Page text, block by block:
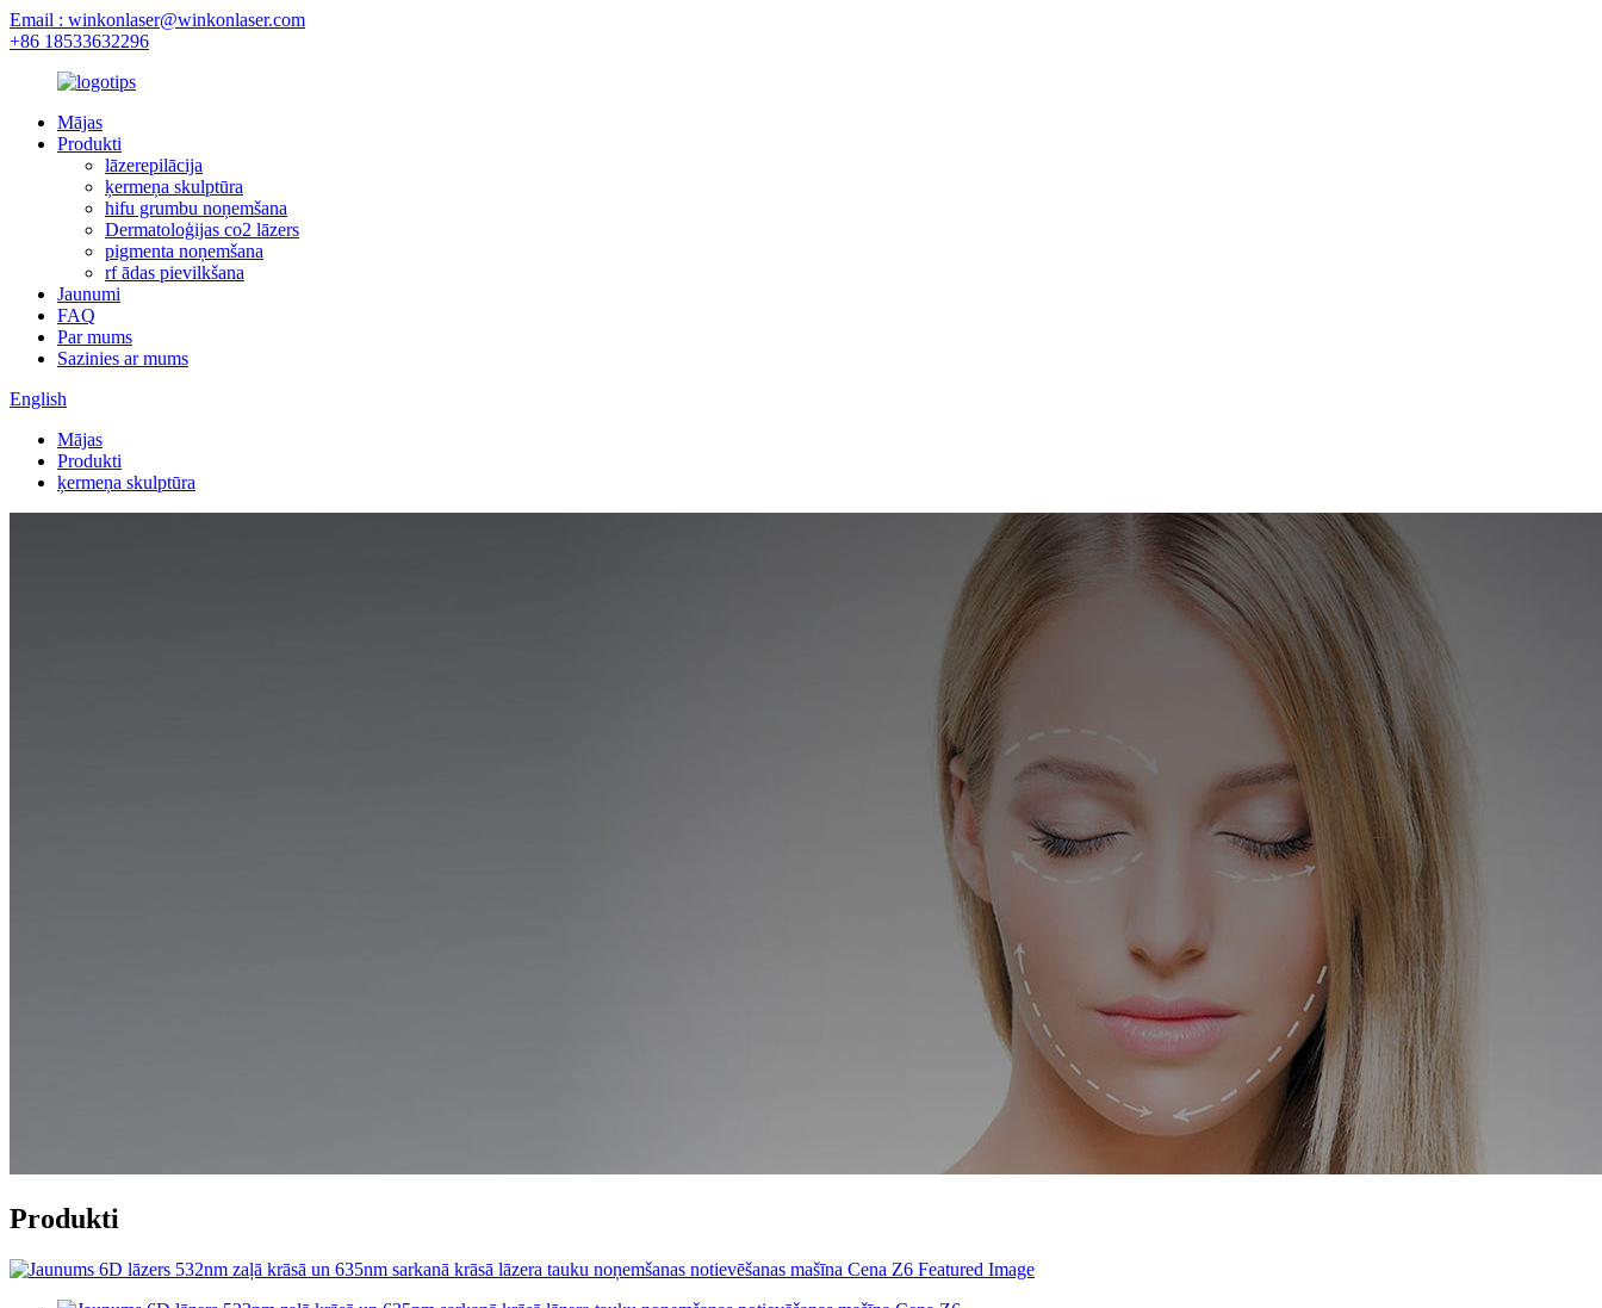
Email : winkonlaser@winkonlaser.com
+86 18533632296
Mājas
Produkti
lāzerepilācija
ķermeņa skulptūra
hifu grumbu noņemšana
Dermatoloģijas co2 lāzers
pigmenta noņemšana
rf ādas pievilkšana
Jaunumi
FAQ
Par mums
Sazinies ar mums
English
Mājas
Produkti
ķermeņa skulptūra
Produkti